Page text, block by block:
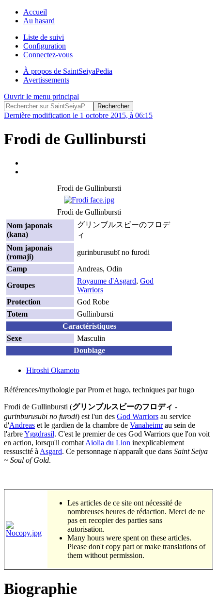
Accueil
Au hasard
Liste de suivi
Configuration
Connectez-vous
À propos de SaintSeiyaPedia
Avertissements
Ouvrir le menu principal
Dernière modification le 1 octobre 2015, à 06:15
Frodi de Gullinbursti
Frodi de Gullinbursti
Frodi de Gullinbursti
Nom japonais
(kana)
グリンブルスビーのフロデ
ィ
Nom japonais
(romaji)
gurinburusubī no furodi
Camp
Andreas, Odin
Groupes
Royaume d'Asgard, God
Warriors
Protection
God Robe
Totem
Gullinbursti
Caractéristiques
Sexe
Masculin
Doublage
Hiroshi Okamoto
Références/mythologie par Prom et hugo, techniques par hugo
Frodi de Gullinbursti (グリンブルスビーのフロディ -
gurinburusubī no furodi) est l'un des God Warriors au service
d'Andreas et le gardien de la chambre de Vanaheimrau sein de
l'arbreYggdrasil. C'est le premier de ces God Warriors que l'on voit
en action, lorsqu'il combat Aiolia du Lion inexplicablement
ressuscité à Asgard. Ce personnage n'apparaît que dans Saint Seiya
~ Soul of Gold.
Les articles de ce site ont nécessité de
nombreuses heures de rédaction. Merci de ne
pas en recopier des parties sans
autorisation.
Many hours were spent on these articles.
Please don't copy part or make translations of
them without permission.
Biographie